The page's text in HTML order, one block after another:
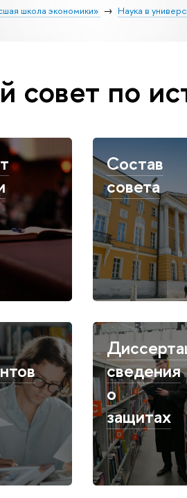
школа экономики» Наука в
совет по
Состав
совета
сведения
о
защитах